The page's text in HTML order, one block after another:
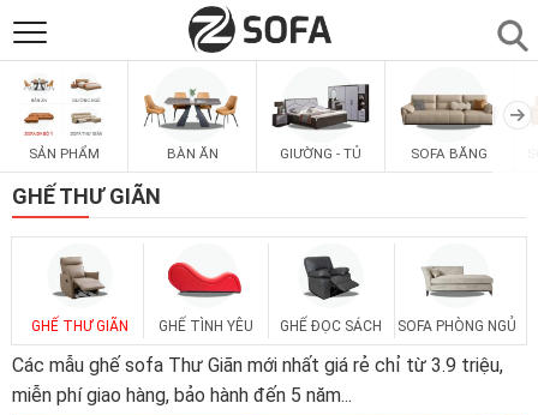
SẢN PHẨM
SOFAS
PHÒNG ĂN
PHÒNG NGỦ ▼
PHÒNG KHÁCH
SẢN PHẨM BÀN ĂN GIƯỜNG - TỦ SOFA BĂNG
GHẾ THƯ GIÃN
GHẾ THƯ GIÃN GHẾ TÌNH YÊU GHẾ ĐỌC SÁCH SOFA PHÒNG NGỦ
Các mẫu ghế sofa Thư Giãn mới nhất giá rẻ chỉ từ 3.9 triệu,
miễn phí giao hàng, bảo hành đến 5 năm...